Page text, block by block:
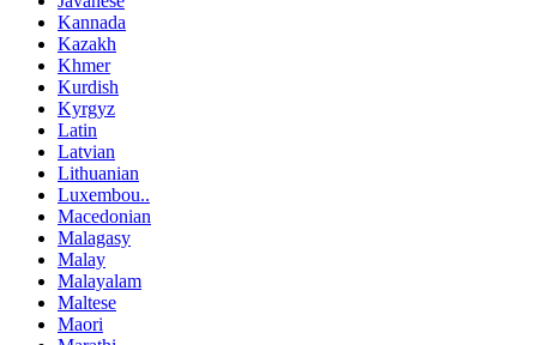
Kannada
Kazakh
Khmer
Kurdish
Kyrgyz
Latin
Latvian
Lithuanian
Luxembou..
Macedonian
Malagasy
Malay
Malayalam
Maltese
Maori